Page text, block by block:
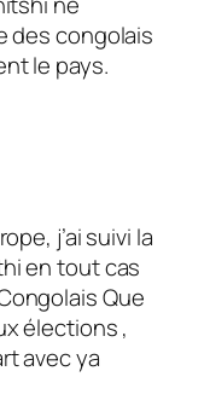
des congolais
le pays.
j’ai suivi la
en tout cas
Que
élections ,
avec ya